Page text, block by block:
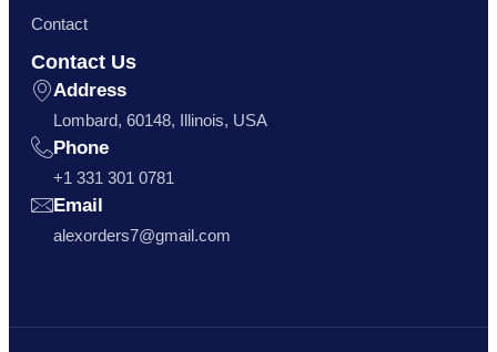
Contact
Contact Us
Address
Lombard, 60148, Illinois, USA
Phone
+1 331 301 0781
Email
alexorders7@gmail.com